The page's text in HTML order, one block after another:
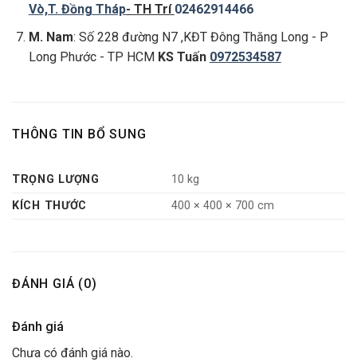
Vò,T. Đồng Tháp- TH Trí 02462914466
M. Nam: Số 228 đường N7 ,KĐT Đông Thăng Long - P
Long Phước - TP HCMKS Tuấn 0972534587
THÔNG TIN BỔ SUNG
TRỌNG LƯỢNG
10 kg
KÍCH THƯỚC
400 × 400 × 700 cm
ĐÁNH GIÁ (0)
Đánh giá
Chưa có đánh giá nào.